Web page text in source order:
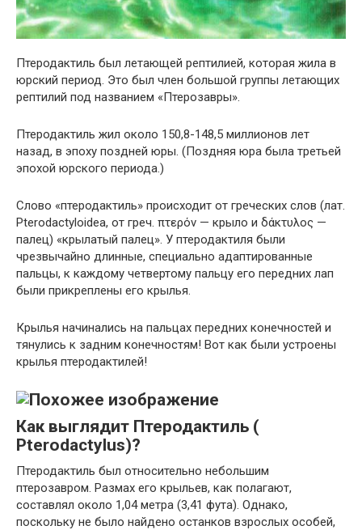
Птеродактиль был летающей рептилией, которая жила в
юрский период. Это был член большой группы летающих
рептилий под названием «Птерозавры».
Птеродактиль жил около 150,8-148,5 миллионов лет
назад, в эпоху поздней юры. (Поздняя юра была третьей
эпохой юрского периода.)
Слово «птеродактиль» происходит от греческих слов (лат.
Pterodactyloidea, от греч. πτερόν — крыло и δάκτυλος —
палец) «крылатый палец». У птеродактиля были
чрезвычайно длинные, специально адаптированные
пальцы, к каждому четвертому пальцу его передних лап
были прикреплены его крылья.
Крылья начинались на пальцах передних конечностей и
тянулись к задним конечностям! Вот как были устроены
крылья птеродактилей!
Как выглядит Птеродактиль (
Pterodactylus)?
Птеродактиль был относительно небольшим
птерозавром. Размах его крыльев, как полагают,
составлял около 1,04 метра (3,41 фута). Однако,
поскольку не было найдено останков взрослых особей,